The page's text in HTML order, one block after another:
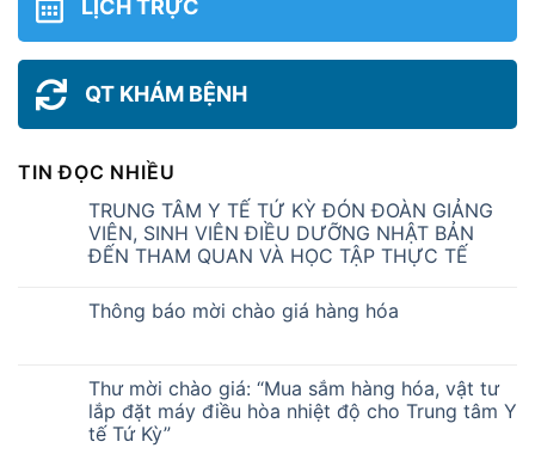
LỊCH TRỰC
QT KHÁM BỆNH
TIN ĐỌC NHIỀU
TRUNG TÂM Y TẾ TỨ KỲ ĐÓN ĐOÀN GIẢNG
VIÊN, SINH VIÊN ĐIỀU DƯỠNG NHẬT BẢN
ĐẾN THAM QUAN VÀ HỌC TẬP THỰC TẾ
Thông báo mời chào giá hàng hóa
Thư mời chào giá: “Mua sắm hàng hóa, vật tư
lắp đặt máy điều hòa nhiệt độ cho Trung tâm Y
tế Tứ Kỳ”